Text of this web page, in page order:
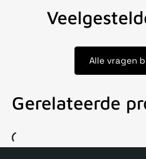
Alle vragen
Gerelateerde
Voor 15uur besteld, zelfde dag